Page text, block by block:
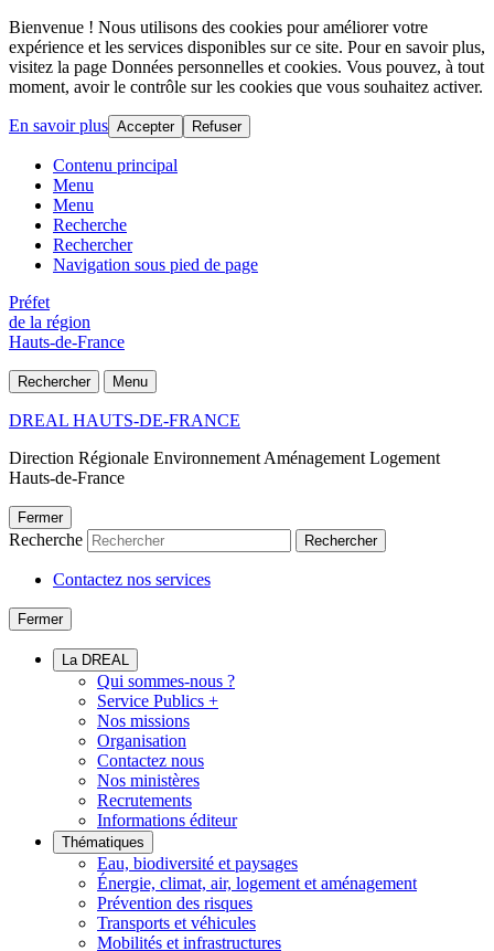
Bienvenue ! Nous utilisons des cookies pour améliorer votre
expérience et les services disponibles sur ce site. Pour en savoir plus,
visitez la page Données personnelles et cookies. Vous pouvez, à tout
moment, avoir le contrôle sur les cookies que vous souhaitez activer.
En savoir plus Accepter Refuser
Contenu principal
Menu
Menu
Recherche
Rechercher
Navigation sous pied de page
Préfet
de la région
Hauts-de-France
Rechercher Menu
DREAL HAUTS-DE-FRANCE
Direction Régionale Environnement Aménagement Logement
Hauts-de-France
Fermer
Recherche Rechercher
Contactez nos services
Fermer
La DREAL
Qui sommes-nous ?
Service Publics +
Nos missions
Organisation
Contactez nous
Nos ministères
Recrutements
Informations éditeur
Thématiques
Eau, biodiversité et paysages
Énergie, climat, air, logement et aménagement
Prévention des risques
Transports et véhicules
Mobilités et infrastructures